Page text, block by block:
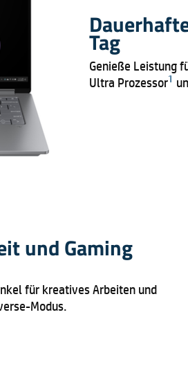
Tag
Genieße Leistung
Ultra Prozessor1
und Gaming
für kreatives Arbeiten und
Modus.